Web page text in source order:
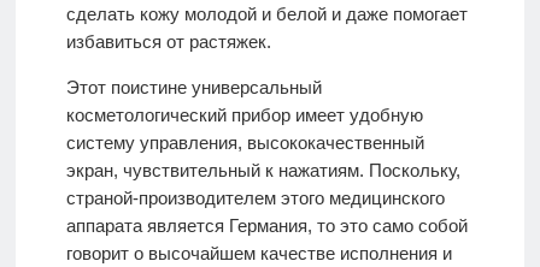
сделать кожу молодой и белой и даже помогает
избавиться от растяжек.
Этот поистине универсальный
косметологический прибор имеет удобную
систему управления, высококачественный
экран, чувствительный к нажатиям. Поскольку,
страной-производителем этого медицинского
аппарата является Германия, то это само собой
говорит о высочайшем качестве исполнения и